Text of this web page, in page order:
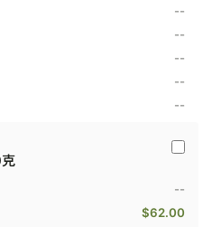
--
--
--
--
--
加
--
$62.00